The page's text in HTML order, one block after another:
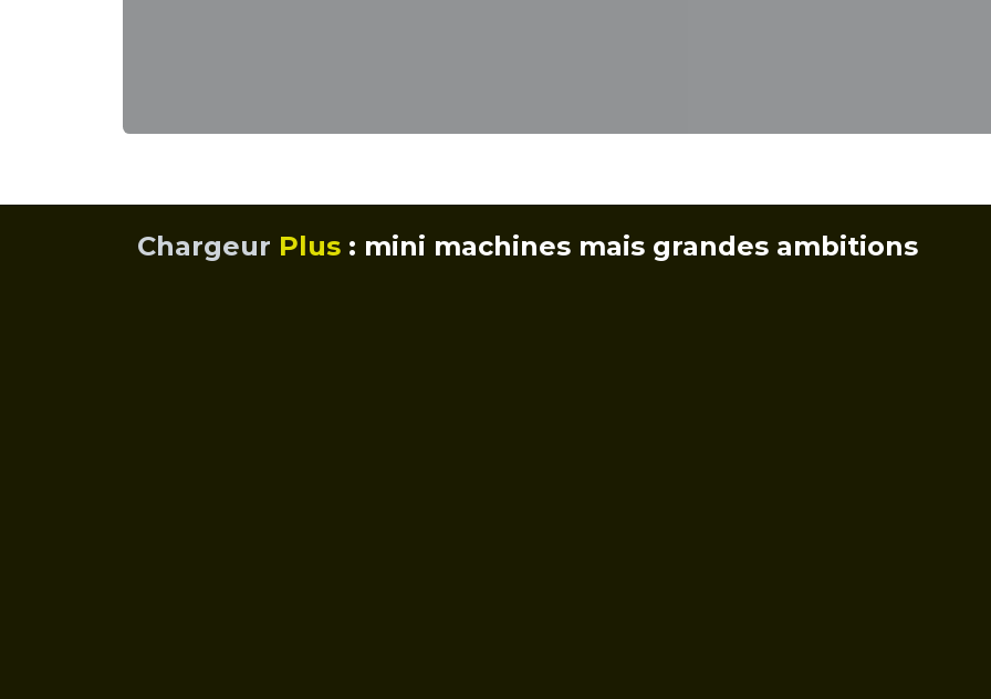
Chargeur Plus : mini machines mais grandes ambitions